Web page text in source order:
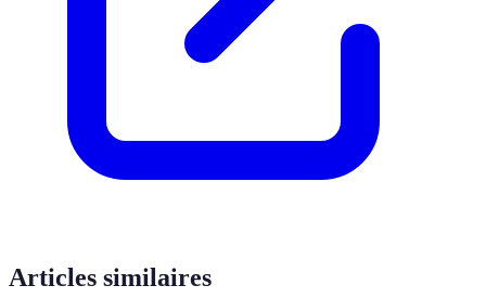
Articles similaires